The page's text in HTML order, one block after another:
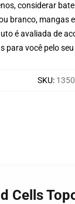
considerar
branco, mangas
é avaliada de
para você pelo
SKU:
Cells